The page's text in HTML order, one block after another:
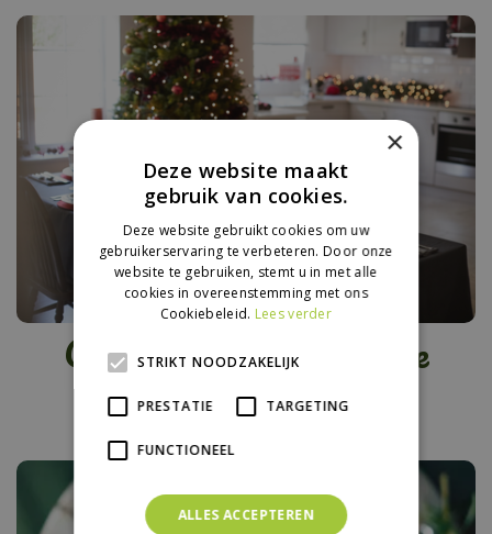
Groene decoratie voor de
kersttafel
×
Deze website maakt
gebruik van cookies.
Deze website gebruikt cookies om uw
gebruikerservaring te verbeteren. Door onze
website te gebruiken, stemt u in met alle
cookies in overeenstemming met ons
Cookiebeleid. Lees verder
STRIKT NOODZAKELIJK
PRESTATIE TARGETING
FUNCTIONEEL
ALLES ACCEPTEREN